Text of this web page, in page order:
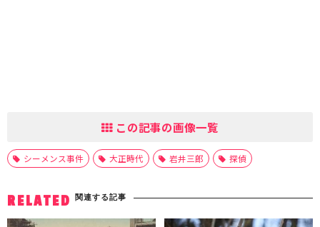
この記事の画像一覧
シーメンス事件 大正時代 岩井三郎 探偵
RELATED 関連する記事